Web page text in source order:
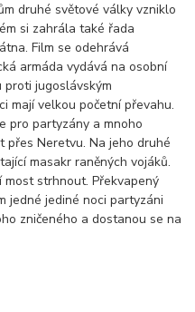
druhé světové války vzniklo
si zahrála také řada
Film se odehrává
armáda vydává na osobní
jugoslávským
mají velkou početní převahu.
pro partyzány a mnoho
přes Neretvu. Na jeho druhé
masakr raněných vojáků.
strhnout. Překvapený
jedné jediné noci partyzáni
zničeného a dostanou se na